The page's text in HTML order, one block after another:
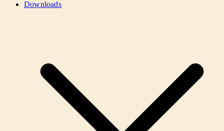
Downloads